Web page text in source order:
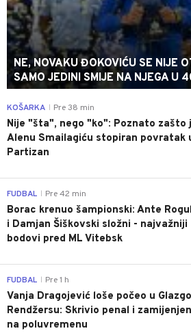
NE, NOVAKU ĐOKOVIĆU SE NIJE
SAMO JEDINI SMIJE NA NJEGA U
KOŠARKA Pre 38 min
Nije "šta", nego "ko": Poznato zašto
Alenu Smailagiću stopiran povratak
Partizan
FUDBAL Pre 42 min
Borac krenuo šampionski: Ante
i Damjan Šiškovski složni - najvažniji
bodovi pred ML Vitebsk
FUDBAL Pre 1 h
Vanja Dragojević loše počeo u
Rendžersu: Skrivio penal i zamijenjen
na poluvremenu